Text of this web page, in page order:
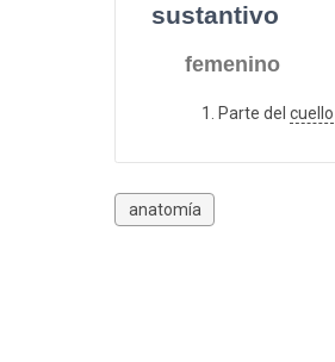
sustantivo
femenino
Parte del cuello
anatomía